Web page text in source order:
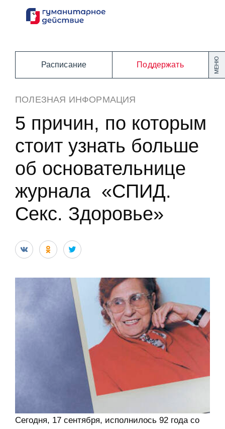
Перейти
МЕНЮ
Расписание Поддержать
ПОЛЕЗНАЯ ИНФОРМАЦИЯ
5 причин, по которым
стоит узнать больше
об основательнице
журнала «СПИД.
Секс. Здоровье»
Сегодня, 17 сентября, исполнилось 92 года со